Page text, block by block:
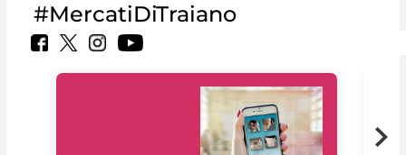
#MercatiDiTraiano